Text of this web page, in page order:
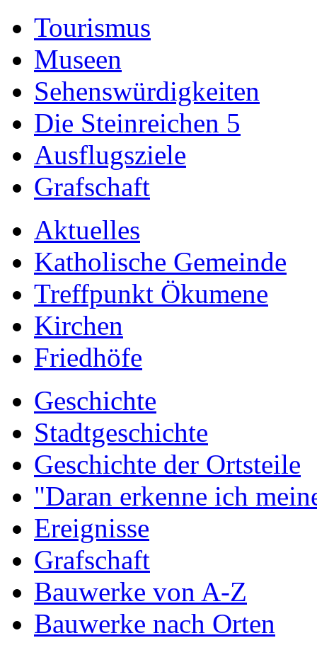
Tourismus
Museen
Sehenswürdigkeiten
Die Steinreichen 5
Ausflugsziele
Grafschaft
Aktuelles
Katholische Gemeinde
Treffpunkt Ökumene
Kirchen
Friedhöfe
Geschichte
Stadtgeschichte
Geschichte der Ortsteile
"Daran erkenne ich
Ereignisse
Grafschaft
Bauwerke von A-Z
Bauwerke nach Orten